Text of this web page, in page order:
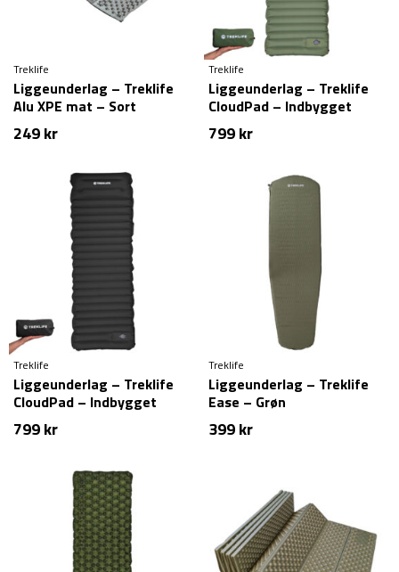
Treklife
Liggeunderlag – Treklife
Alu XPE mat – Sort
249kr
Treklife
Liggeunderlag – Treklife
CloudPad – Indbygget
fodpumpe – Grøn
799kr
Treklife
Liggeunderlag – Treklife
CloudPad – Indbygget
fodpumpe – Sort
799kr
Treklife
Liggeunderlag – Treklife
Ease – Grøn
399kr